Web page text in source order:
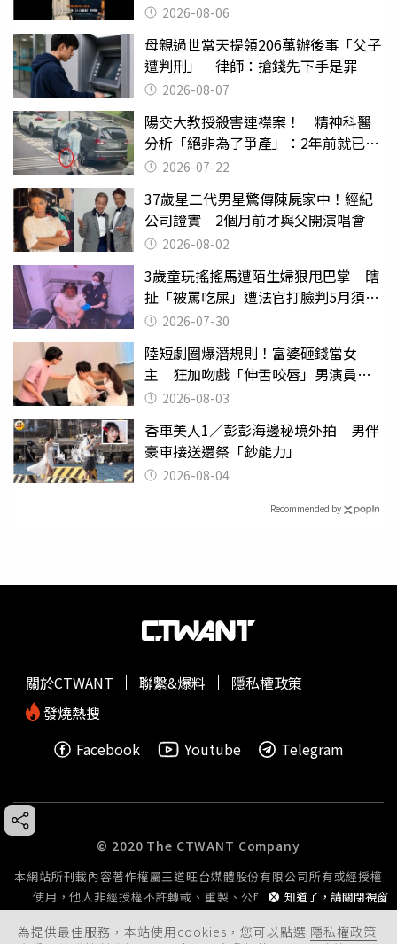
2026-08-06
母親過世當天提領206萬辦後事「父子
遭判刑」 律師：搶錢先下手是罪
2026-08-07
陽交大教授殺害連襟案！ 精神科醫
分析「絕非為了爭產」：2年前就已言
行詭異
2026-07-22
37歲星二代男星驚傳陳屍家中！經紀
公司證實 2個月前才與父開演唱會
2026-08-02
3歲童玩搖搖馬遭陌生婦狠甩巴掌 瞎
扯「被罵吃屎」遭法官打臉判5月須入
監 2026-07-30
陸短劇圈爆潛規則！富婆砸錢當女
主 狂加吻戲「伸舌咬唇」男演員崩
潰 2026-08-03
香車美人1／彭彭海邊秘境外拍 男伴
豪車接送還祭「鈔能力」
2026-08-04
Recommended by
為提供最佳服務，本站使用cookies，您可以點選 隱私權政策
知道了，請關閉視窗
關於CTWANT 聯繫&爆料
隱私權政策
發燒熱搜
Facebook
Youtube Telegram
© 2020 The CTWANT Company
本網站所刊載內容著作權屬王道旺台媒體股份有限公司所有或經授權
使用，他人非經授權不許轉載、重製、公開播送或公開傳輸。